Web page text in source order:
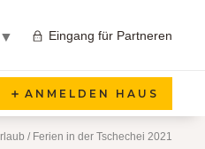
Eingang für Partneren
▼
ANMELDEN HAUS
/ Ferien in der Tschechei 2021